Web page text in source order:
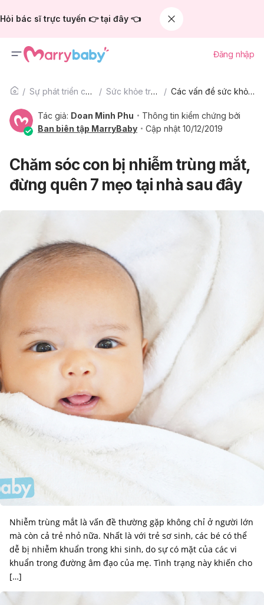
Hỏi bác sĩ trực tuyến 👉 tại đây 👈
Đăng nhập
Sự phát triển của trẻ Sức khỏe trẻ em Các vấn đề sức khỏe trẻ em khác
Tác giả: Doan Minh Phu
Thông tin kiểm chứng bởi
Ban biên tập MarryBaby
Cập nhật 10/12/2019
Chăm sóc con bị nhiễm trùng mắt,
đừng quên 7 mẹo tại nhà sau đây
Nhiễm trùng mắt là vấn đề thường gặp không chỉ ở người lớn
mà còn cả trẻ nhỏ nữa. Nhất là với trẻ sơ sinh, các bé có thể
dễ bị nhiễm khuẩn trong khi sinh, do sự có mặt của các vi
khuẩn trong đường âm đạo của mẹ. Tình trạng này khiến cho
[…]